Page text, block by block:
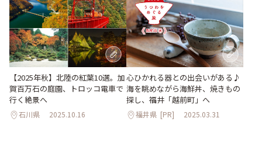
【2025年秋】北陸の紅葉10選。加
賀百万石の庭園、トロッコ電車で
行く絶景へ
石川県 2025.10.16
心ひかれる器との出会いがある♪
海を眺めながら海鮮丼、焼きもの
探し、福井「越前町」へ
福井県 [PR] 2025.03.31